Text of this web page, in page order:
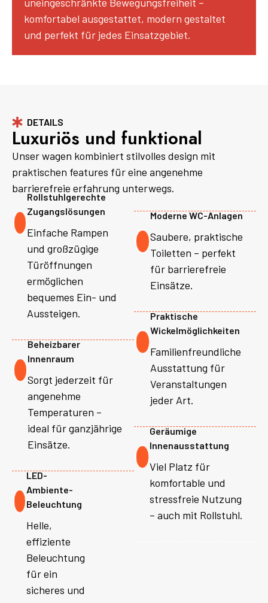
komfortabel ausgestattet, modern gestaltet
und perfekt für jedes Einsatzgebiet.
DETAILS
Luxuriös und funktional
Unser wagen kombiniert stilvolles design mit
praktischen features für eine angenehme
barrierefreie erfahrung unterwegs.
Rollstuhlgerechte
Zugangslösungen
Einfache Rampen
und großzügige
Türöffnungen
ermöglichen
bequemes Ein- und
Aussteigen.
Beheizbarer
Innenraum
Sorgt jederzeit für
angenehme
Temperaturen –
ideal für ganzjährige
Einsätze.
LED-
Ambiente-
Beleuchtung
Helle,
effiziente
Beleuchtung
für ein
sicheres und
Moderne WC-Anlagen
Saubere, praktische
Toiletten – perfekt
für barrierefreie
Einsätze.
Praktische
Wickelmöglichkeiten
Familienfreundliche
Ausstattung für
Veranstaltungen
jeder Art.
Geräumige
Innenausstattung
Viel Platz für
komfortable und
stressfreie Nutzung
– auch mit Rollstuhl.